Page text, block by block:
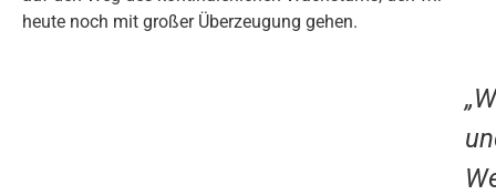
heute noch mit großer Überzeugung gehen.